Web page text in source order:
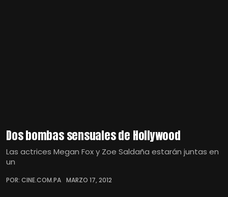
Dos bombas sensuales de Hollywood
Las actrices Megan Fox y Zoe Saldaña estarán juntas en
un
POR: CINE.COM.PA MARZO 17, 2012